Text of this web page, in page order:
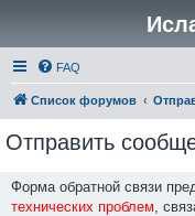
FAQ
Список форумов
Отправить
Форма обратной связи
технических проблем,